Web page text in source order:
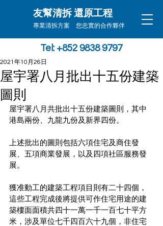
友幫清拆 還原工程
專業清拆方案 您忠實的合作夥伴
Tel: +852 9838 9797
屋宇署八月批出十五份建築
圖則
2021年10月26日
屋宇署八月共批出十五份建築圖則，其中
港島兩份、九龍九份及新界四份。
上述批出的圖則包括六項住宅及商住發
展、五項商業發展，以及四項社區服務發
展。
獲准動工的建築工程項目則有二十四個，
這些工程完成後將提供可作住宅用途的建
築樓面面積共四十一萬一千一百七十平方
米，涉及單位七千四百六十九個，非住宅